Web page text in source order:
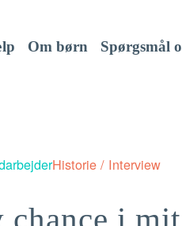
Om børn Spørgsmål
Historie / Interview